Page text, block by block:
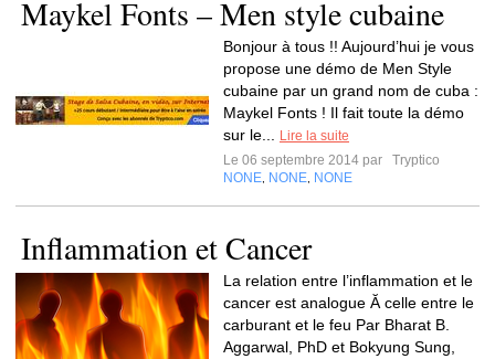
Maykel Fonts – Men style cubaine
Bonjour à tous !! Aujourd’hui je vous
propose une démo de Men Style
cubaine par un grand nom de cuba :
Maykel Fonts ! Il fait toute la démo
sur le...
Lire la suite
Le 06 septembre 2014 par
Tryptico
NONE NONE NONE
Inflammation et Cancer
La relation entre l’inflammation et le
cancer est analogue Ă celle entre le
carburant et le feu Par Bharat B.
Aggarwal, PhD et Bokyung Sung,